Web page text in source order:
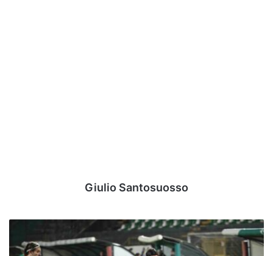
Giulio Santosuosso
tornerà